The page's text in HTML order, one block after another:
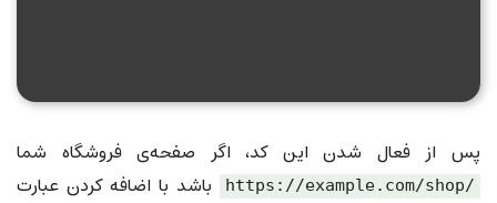
پس از فعال شدن این کد، اگر صفحه‌ی فروشگاه شما
https://example.com/shop/ باشد با اضافه کردن عبارت